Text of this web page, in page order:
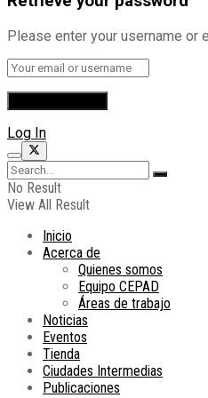
Please enter your username or
Log In
No Result
View All Result
Inicio
Acerca de
Quienes somos
Equipo CEPAD
Áreas de trabajo
Noticias
Eventos
Tienda
Ciudades Intermedias
Publicaciones